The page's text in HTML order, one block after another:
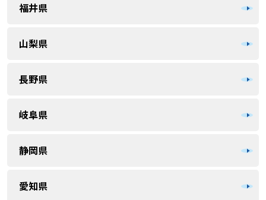
福井県
山梨県
長野県
岐阜県
静岡県
愛知県